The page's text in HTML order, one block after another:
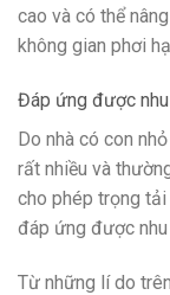
cao và có thể
không gian phơi
Đáp ứng được
Do nhà có con
rất nhiều và
cho phép trọng
đáp ứng được
Từ những lí do